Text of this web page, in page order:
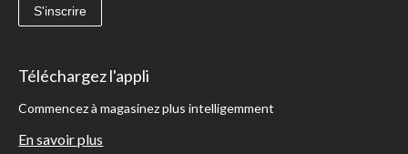
S'inscrire
Téléchargez l'appli
Commencez à magasinez plus intelligemment
En savoir plus